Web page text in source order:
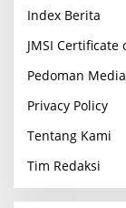
Index Berita
JMSI
Pedoman
Privacy Policy
Tentang Kami
Tim Redaksi